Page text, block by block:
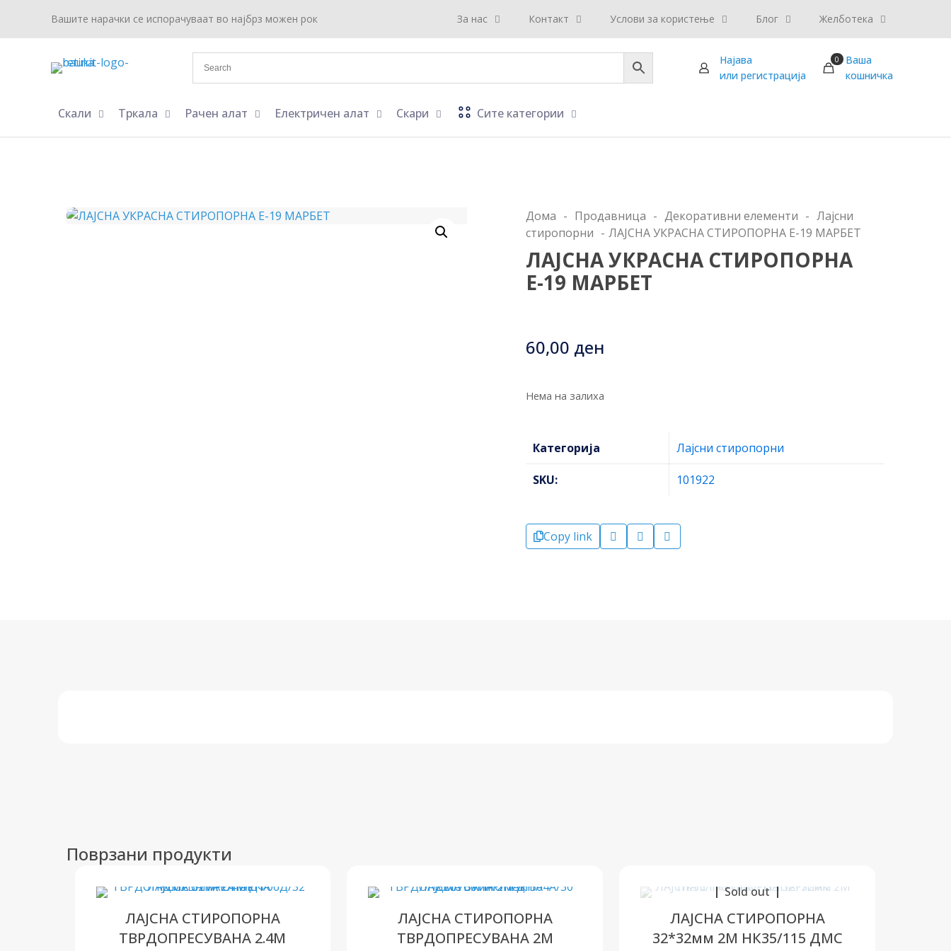
Вашите нарачки се испорачуваат во најбрз можен рок За нас Контакт Услови за користење Блог Желботека
Најава
или регистрација
0
Ваша
кошничка
Скали Тркала Рачен алат Електричен алат Скари Сите категории
Дома - Продавница - Декоративни елементи - Лајсни
стиропорни - ЛАЈСНА УКРАСНА СТИРОПОРНА Е-19 МАРБЕТ
ЛАЈСНА УКРАСНА СТИРОПОРНА
Е-19 МАРБЕТ
60,00 ден
Нема на залиха
Категорија Лајсни стиропорни
SKU: 101922
Copy link
Поврзани продукти
ЛАЈСНА СТИРОПОРНА
ТВРДОПРЕСУВАНА 2.4М
ЛАЈСНА СТИРОПОРНА
ТВРДОПРЕСУВАНА 2М
Sold out
ЛАЈСНА СТИРОПОРНА
32*32мм 2М НК35/115 ДМС